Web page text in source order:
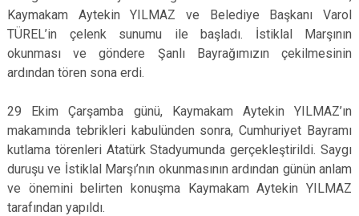
Muratlı
Kaymakam Aytekin YILMAZ ve Belediye Başkanı Varol
TÜREL’in çelenk sunumu ile başladı. İstiklal Marşının
okunması ve göndere Şanlı Bayrağımızın çekilmesinin
ardından tören sona erdi.
29 Ekim Çarşamba günü, Kaymakam Aytekin YILMAZ’ın
makamında tebrikleri kabulünden sonra, Cumhuriyet Bayramı
kutlama törenleri Atatürk Stadyumunda gerçekleştirildi. Saygı
duruşu ve İstiklal Marşı’nın okunmasının ardından günün anlam
ve önemini belirten konuşma Kaymakam Aytekin YILMAZ
tarafından yapıldı.